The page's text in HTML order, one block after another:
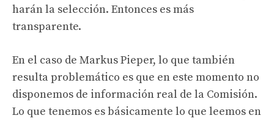
harán la selección. Entonces es más
transparente.
En el caso de Markus Pieper, lo que también
resulta problemático es que en este momento no
disponemos de información real de la Comisión.
Lo que tenemos es básicamente lo que leemos en